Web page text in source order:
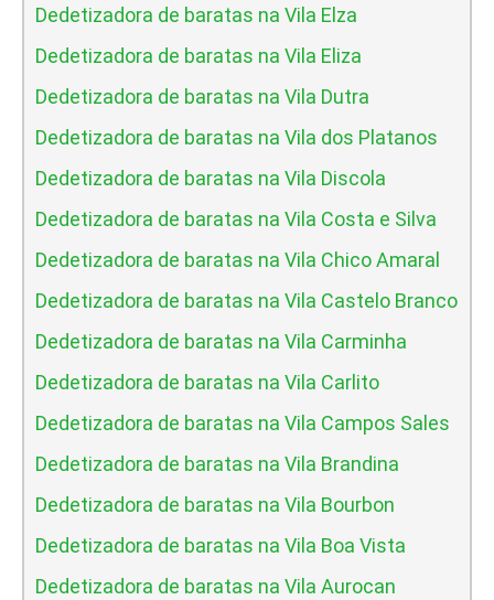
Dedetizadora de baratas na Vila Elza
Dedetizadora de baratas na Vila Eliza
Dedetizadora de baratas na Vila Dutra
Dedetizadora de baratas na Vila dos Platanos
Dedetizadora de baratas na Vila Discola
Dedetizadora de baratas na Vila Costa e Silva
Dedetizadora de baratas na Vila Chico Amaral
Dedetizadora de baratas na Vila Castelo Branco
Dedetizadora de baratas na Vila Carminha
Dedetizadora de baratas na Vila Carlito
Dedetizadora de baratas na Vila Campos Sales
Dedetizadora de baratas na Vila Brandina
Dedetizadora de baratas na Vila Bourbon
Dedetizadora de baratas na Vila Boa Vista
Dedetizadora de baratas na Vila Aurocan